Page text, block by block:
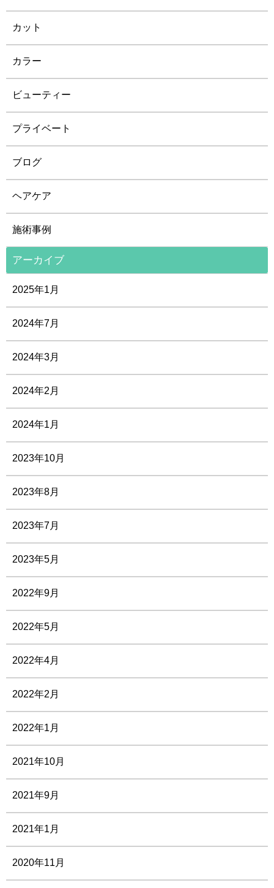
カット
カラー
ビューティー
プライベート
ブログ
ヘアケア
施術事例
アーカイブ
2025年1月
2024年7月
2024年3月
2024年2月
2024年1月
2023年10月
2023年8月
2023年7月
2023年5月
2022年9月
2022年5月
2022年4月
2022年2月
2022年1月
2021年10月
2021年9月
2021年1月
2020年11月